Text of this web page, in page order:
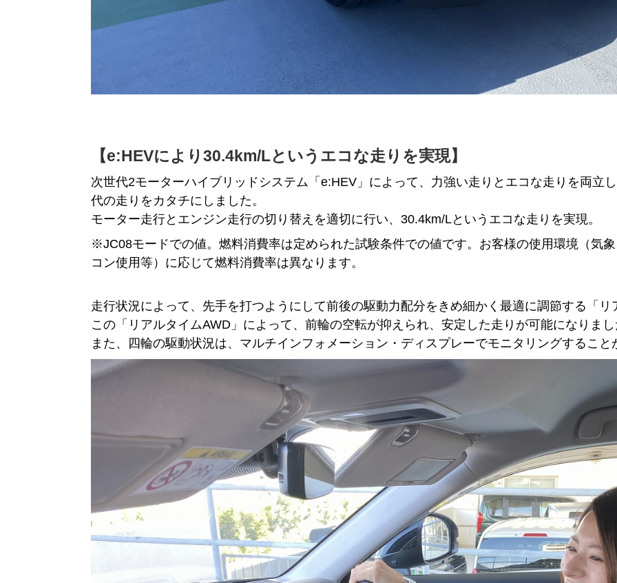
【e:HEVにより30.4km/Lというエコな走りを実現】
次世代2モーターハイブリッドシステム「e:HEV」によって、力強い走りとエコな走りを両立
代の走りをカタチにしました。
モーター走行とエンジン走行の切り替えを適切に行い、30.4km/Lというエコな走りを実現。
※JC08モードでの値。燃料消費率は定められた試験条件での値です。お客様の使用環境（気
コン使用等）に応じて燃料消費率は異なります。
走行状況によって、先手を打つようにして前後の駆動力配分をきめ細かく最適に調節する「リ
この「リアルタイムAWD」によって、前輪の空転が抑えられ、安定した走りが可能になりま
また、四輪の駆動状況は、マルチインフォメーション・ディスプレーでモニタリングすること